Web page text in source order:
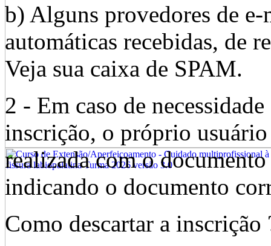
b) Alguns provedores de
automáticas recebidas, de
Veja sua caixa de SPAM.
2 - Em caso de
inscrição, o próprio
realizada com o
indicando o documento
Como descartar a inscrição